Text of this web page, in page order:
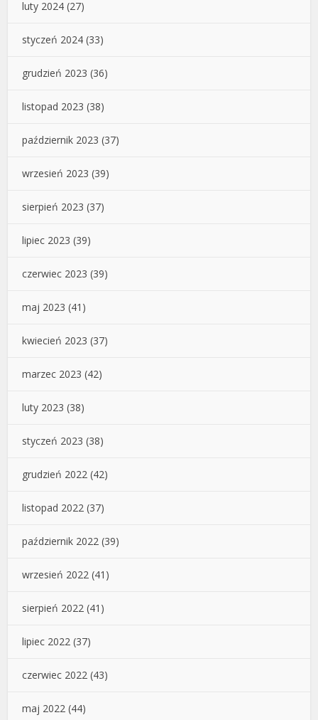
luty 2024 (27)
styczeń 2024 (33)
grudzień 2023 (36)
listopad 2023 (38)
październik 2023 (37)
wrzesień 2023 (39)
sierpień 2023 (37)
lipiec 2023 (39)
czerwiec 2023 (39)
maj 2023 (41)
kwiecień 2023 (37)
marzec 2023 (42)
luty 2023 (38)
styczeń 2023 (38)
grudzień 2022 (42)
listopad 2022 (37)
październik 2022 (39)
wrzesień 2022 (41)
sierpień 2022 (41)
lipiec 2022 (37)
czerwiec 2022 (43)
maj 2022 (44)